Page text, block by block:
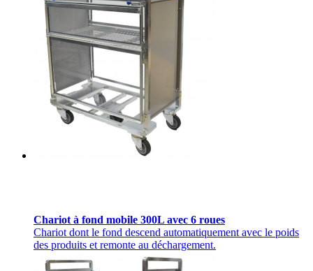
Chariot à fond mobile 300L avec 6 roues
Chariot dont le fond descend automatiquement avec le poids
des produits et remonte au déchargement.